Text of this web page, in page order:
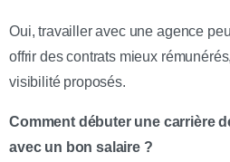
Oui, travailler avec une agence
offrir des contrats mieux
visibilité proposés.
Comment débuter une carrière
avec un bon salaire ?